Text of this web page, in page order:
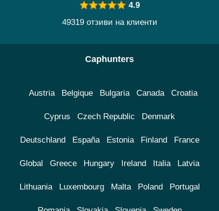
4.9
49319 отзиви на клиенти
Caphunters
Austria Belgique Bulgaria Canada Croatia
Cyprus Czech Republic Denmark
Deutschland España Estonia Finland France
Global Greece Hungary Ireland Italia Latvia
Lithuania Luxembourg Malta Poland Portugal